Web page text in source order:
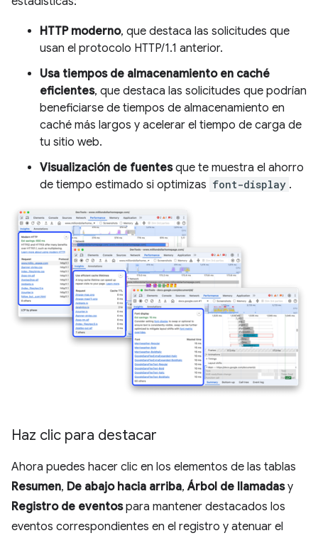
HTTP moderno, que destaca las solicitudes que
usan el protocolo HTTP/1.1 anterior.
Usa tiempos de almacenamiento en caché
eficientes, que destaca las solicitudes que podrían
beneficiarse de tiempos de almacenamiento en
caché más largos y acelerar el tiempo de carga de
tu sitio web.
Visualización de fuentesque te muestra el ahorro
de tiempo estimado si optimizas font-display .
Haz clic para destacar
Ahora puedes hacer clic en los elementos de las tablas
Resumen, De abajo hacia arriba,Árbol de llamadasy
Registro de eventospara mantener destacados los
eventos correspondientes en el registro y atenuar el